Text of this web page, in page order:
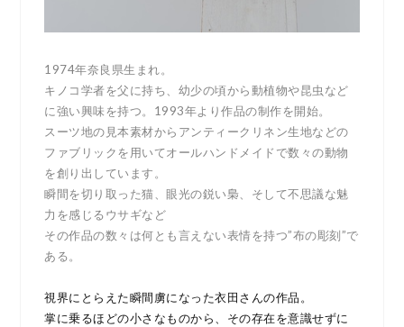
1974年奈良県生まれ。
キノコ学者を父に持ち、幼少の頃から動植物や昆虫など
に強い興味を持つ。1993年より作品の制作を開始。
スーツ地の見本素材からアンティークリネン生地などの
ファブリックを用いてオールハンドメイドで数々の動物
を創り出しています。
瞬間を切り取った猫、眼光の鋭い梟、そして不思議な魅
力を感じるウサギなど
その作品の数々は何とも言えない表情を持つ”布の彫刻”で
ある。
視界にとらえた瞬間虜になった衣田さんの作品。
掌に乗るほどの小さなものから、その存在を意識せずに